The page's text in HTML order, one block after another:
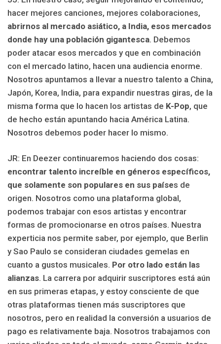
hacer mejores canciones, mejores colaboraciones,
abrirnos al mercado asiático, a India, esos mercados
donde hay una población gigantesca. Debemos
poder atacar esos mercados y que en combinación
con el mercado latino, hacen una audiencia enorme.
Nosotros apuntamos a llevar a nuestro talento a China,
Japón, Korea, India, para expandir nuestras giras, de la
misma forma que lo hacen los artistas de K-Pop, que
de hecho están apuntando hacia América Latina.
Nosotros debemos poder hacer lo mismo.
JR: En Deezer continuaremos haciendo dos cosas:
encontrar talento increíble en géneros específicos,
que solamente son populares en sus países de
origen. Nosotros como una plataforma global,
podemos trabajar con esos artistas y encontrar
formas de promocionarse en otros países. Nuestra
experticia nos permite saber, por ejemplo, que Berlin
y Sao Paulo se consideran ciudades gemelas en
cuanto a gustos musicales. Por otro lado están las
alianzas. La carrera por adquirir suscriptores está aún
en sus primeras etapas, y estoy consciente de que
otras plataformas tienen más suscriptores que
nosotros, pero en realidad la conversión a usuarios de
pago es relativamente baja. Nosotros trabajamos con